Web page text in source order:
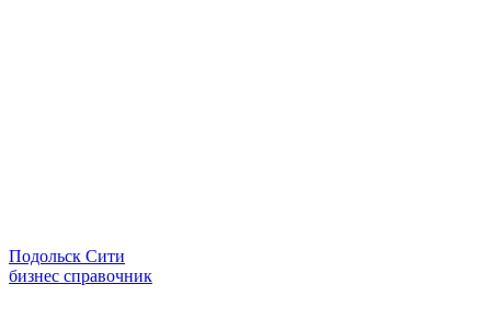
Подольск Сити
бизнес справочник